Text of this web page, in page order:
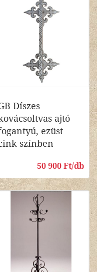
Díszes
ajtó
ezüst
színben
50 900 Ft/db